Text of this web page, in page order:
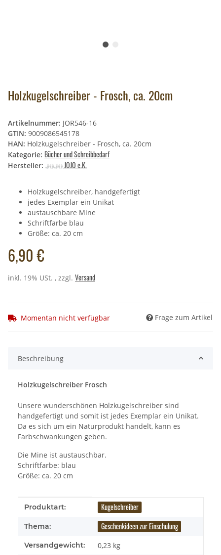
Holzkugelschreiber - Frosch, ca. 20cm
Artikelnummer: JOR546-16
GTIN: 9009086545178
HAN: Holzkugelschreiber - Frosch, ca. 20cm
Kategorie: Bücher und Schreibbedarf
Hersteller: JOJO e.K.
Holzkugelschreiber, handgefertigt
jedes Exemplar ein Unikat
austauschbare Mine
Schriftfarbe blau
Größe: ca. 20 cm
6,90 €
inkl. 19% USt. , zzgl. Versand
Momentan nicht verfügbar Frage zum Artikel
Beschreibung
Holzkugelschreiber Frosch
Unsere wunderschönen Holzkugelschreiber sind
handgefertigt und somit ist jedes Exemplar ein Unikat.
Da es sich um ein Naturprodukt handelt, kann es
Farbschwankungen geben.
Die Mine ist austauschbar.
Schriftfarbe: blau
Größe: ca. 20 cm
Produkteigenschaft
Wert
Produktart: Kugelschreiber
Thema: Geschenkideen zur Einschulung
Versandgewicht: 0,23 kg